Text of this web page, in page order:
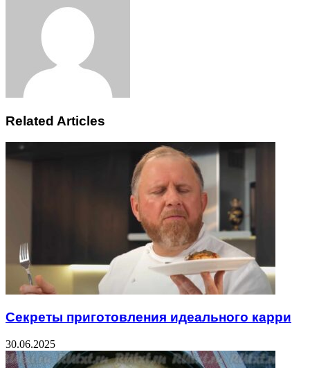
Related Articles
Секреты приготовления идеального карри
30.06.2025